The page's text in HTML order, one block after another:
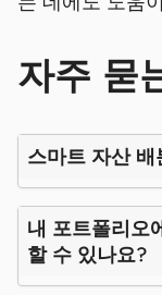
자주 묻
스마트 자산
내 포트폴리오
할 수 있나요?